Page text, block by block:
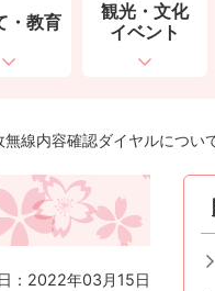
・教育
観光・文化
イベント
無線内容確認ダイヤルについ
：2022年03月15日